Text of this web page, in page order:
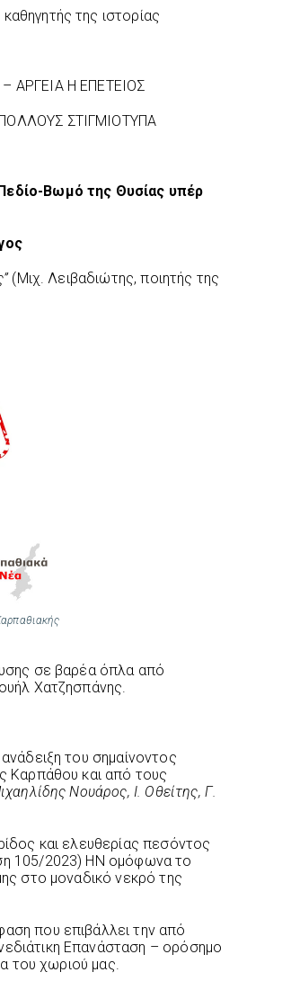
της ιστορίας
ΑΡΓΕΙΑ Η ΕΠΕΤΕΙΟΣ
ΣΤΙΓΜΙΟΤΥΠΑ
Βωμό της Θυσίας υπέρ
(Μιχ. Λειβαδιώτης, ποιητής της
σε βαρέα όπλα από
Χατζησπάνης.
του σημαίνοντος
Καρπάθου και από τους
Νουάρος, Ι. Οθείτης, Γ.
και ελευθερίας πεσόντος
105/2023) ΗΝ ομόφωνα το
στο μοναδικό νεκρό της
που επιβάλλει την από
Επανάσταση – ορόσημο
του χωριού μας.